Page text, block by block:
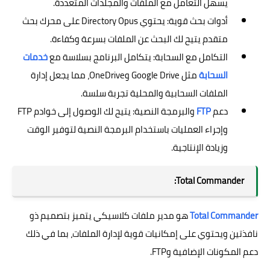
أدوات بحث قوية: يحتوي Directory Opus على محرك بحث
متقدم يتيح لك البحث عن الملفات بسرعة وكفاءة.
التكامل مع السحابة: يتكامل البرنامج بسلاسة معخدمات
السحابة
مثل Google Drive وOneDrive، مما يجعل إدارة
الملفات السحابية والمحلية تجربة سلسة.
دعمFTP
والبرمجة النصية: يتيح لك الوصول إلى خوادم FTP
وإجراء العمليات باستخدام البرمجة النصية لتوفير الوقت
وزيادة الإنتاجية.
Total Commander:
Total Commanderهو مدير ملفات كلاسيكي يتميز بتصميم ذو
نافذتين ويحتوي على إمكانيات قوية لإدارة الملفات، بما في ذلك
دعم المكونات الإضافية وFTP.